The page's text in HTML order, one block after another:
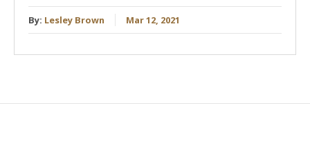
By: Lesley Brown Mar 12, 2021